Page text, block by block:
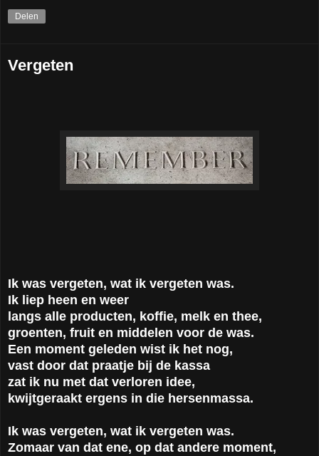
Delen
Vergeten
Ik was vergeten, wat ik vergeten was.
Ik liep heen en weer
langs alle producten, koffie, melk en thee,
groenten, fruit en middelen voor de was.
Een moment geleden wist ik het nog,
vast door dat praatje bij de kassa
zat ik nu met dat verloren idee,
kwijtgeraakt ergens in die hersenmassa.
Ik was vergeten, wat ik vergeten was.
Zomaar van dat ene, op dat andere moment,